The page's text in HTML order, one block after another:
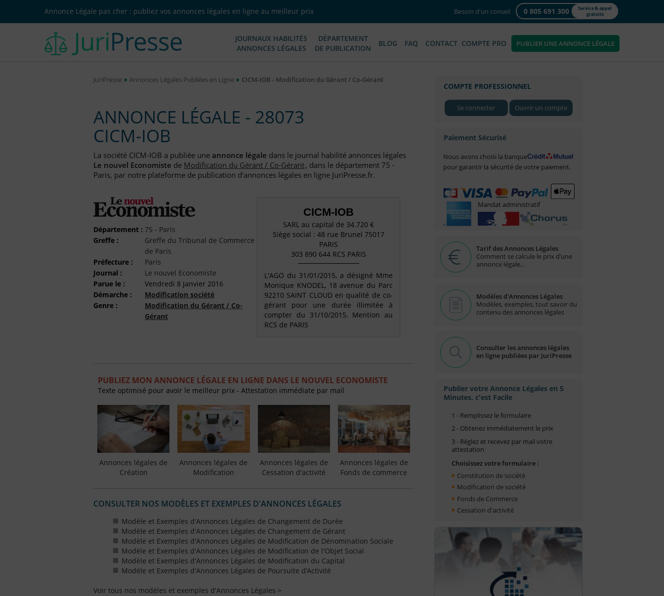
Annonce Légale pas cher : publiez vos annonces légales en ligne au meilleur prix Besoin d'un conseil 0 805 691 300
Service & appel
gratuits
JOURNAUX HABILITÉS
ANNONCES LÉGALES
DÉPARTEMENT
DE PUBLICATION
BLOG FAQ CONTACT COMPTE PRO PUBLIER UNE ANNONCE LÉGALE
JuriPresse Annonces Légales Publiées en Ligne CICM-IOB - Modification du Gérant / Co-Gérant
ANNONCE LÉGALE - 28073
CICM-IOB
La société CICM-IOB a publiée une annonce légale dans le journal habilité annonces légales
Le nouvel Economiste de Modification du Gérant / Co-Gérant, dans le département 75 -
Paris, par notre plateforme de publication d'annonces légales en ligne JuriPresse.fr.
Département : 75 - Paris
Greffe :
Greffe du Tribunal de Commerce
de Paris
Préfecture :
Paris
Journal :
Le nouvel Economiste
Parue le :
Vendredi 8 Janvier 2016
Démarche :
Modification société
Genre :
Modification du Gérant / Co-
Gérant
CICM-IOB
SARL au capital de 34.720 €
Siège social : 48 rue Brunel 75017
PARIS
303 890 644 RCS PARIS
L'AGO du 31/01/2015, a désigné Mme
Monique KNODEL, 18 avenue du Parc
92210 SAINT CLOUD en qualité de co-
gérant pour une durée illimitée à
compter du 31/10/2015. Mention au
RCS de PARIS
PUBLIEZ MON ANNONCE LÉGALE EN LIGNE DANS LE NOUVEL ECONOMISTE
Texte optimisé pour avoir le meilleur prix - Attestation immédiate par mail
Annonces légales de
Création
Annonces légales de
Modification
Annonces légales de
Cessation d'activité
Annonces légales de
Fonds de commerce
CONSULTER NOS MODÈLES ET EXEMPLES D'ANNONCES LÉGALES
Modèle et Exemples d'Annonces Légales de Changement de Durée
Modèle et Exemples d'Annonces Légales de Changement de Gérant
Modèle et Exemples d'Annonces Légales de Modification de Dénomination Sociale
Modèle et Exemples d'Annonces Légales de Modification de l'Objet Social
Modèle et Exemples d'Annonces Légales de Modification du Capital
Modèle et Exemples d'Annonces Légales de Poursuite d’Activité
Voir tous nos modèles et exemples d'Annonces Légales >
COMPTE PROFESSIONNEL
Se connecter Ouvrir un compte
Paiement Sécurisé
Nous avons choisi la banque
pour garantir la sécurité de votre paiement.
Mandat administratif
Tarif des Annonces Légales
Comment se calcule le prix d’une
annonce légale...
Modèles d'Annonces Légales
Modèles, exemples, tout savoir du
contenu des annonces légales
Consulter les annonces légales
en ligne publiées par JuriPresse
Publier votre Annonce Légales en 5
Minutes, c'est Facile
1 - Remplissez le formulaire
2 - Obtenez immédiatement le prix
3 - Réglez et recevez par mail votre
attestation
Choisissez votre formulaire :
Constitution de société
Modification de société
Fonds de Commerce
Cessation d'activité